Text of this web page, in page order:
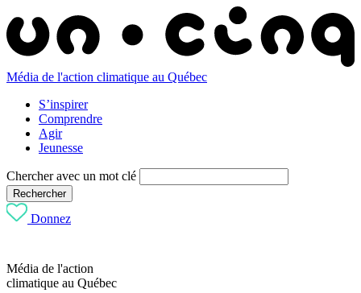
Média de l'action climatique au Québec
S’inspirer
Comprendre
Agir
Jeunesse
Chercher avec un mot clé
Rechercher
Donnez
Média de l'action
climatique au Québec